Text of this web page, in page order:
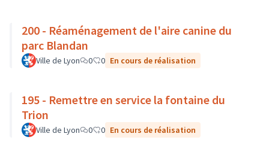
200 - Réaménagement de l'aire canine du
parc Blandan
Ville de Lyon 0 0 En cours de réalisation
195 - Remettre en service la fontaine du
Trion
Ville de Lyon 0 0 En cours de réalisation